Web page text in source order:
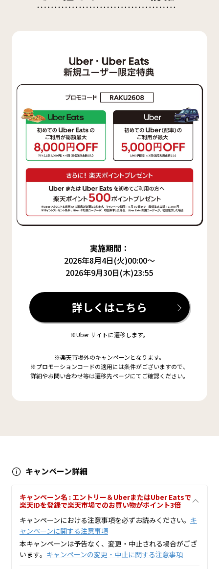
実施期間：
2026年8月4日(火)00:00～
2026年9月30日(木)23:55
詳しくはこちら
※Uber サイトに遷移します。
※楽天市場外のキャンペーンとなります。
※プロモーションコードの適用には条件がございますので、
詳細やお問い合わせ等は遷移先ページにてご確認ください。
キャンペーン詳細
キャンペーン名 : エントリー＆UberまたはUber Eatsで
楽天IDを登録で楽天市場でのお買い物がポイント3倍
キャンペーンにおける注意事項を必ずお読みください。 キ
ャンペーンに関する注意事項
本キャンペーンは予告なく、変更・中止される場合がござ
います。 キャンペーンの変更・中止に関する注意事項